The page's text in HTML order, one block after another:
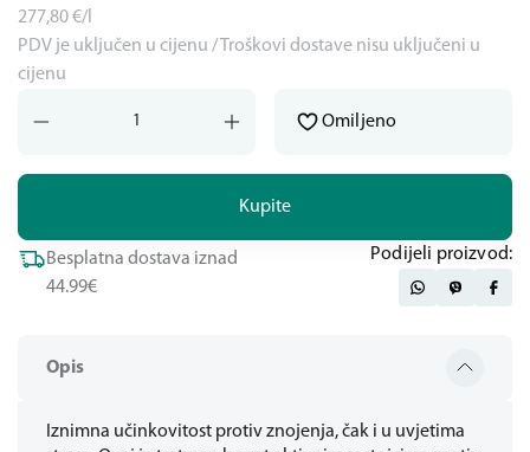
Opis
Iznimna učinkovitost protiv znojenja, čak i u uvjetima
277,80€/l
PDV je uključen u cijenu / Troškovi dostave nisu uključeni u
cijenu
Kupite
Omiljeno
Besplatna dostava iznad
44.99€
Podijeli proizvod: